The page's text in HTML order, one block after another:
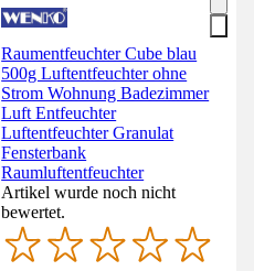
Raumentfeuchter Cube blau
500g Luftentfeuchter ohne
Strom Wohnung Badezimmer
Luft Entfeuchter
Luftentfeuchter Granulat
Fensterbank
Raumluftentfeuchter
Artikel wurde noch nicht
bewertet.